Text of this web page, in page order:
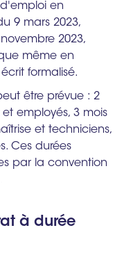
en
9 mars 2023,
2023,
même en
formalisé.
être prévue : 2
employés, 3 mois
et techniciens,
Ces durées
par la convention
à durée